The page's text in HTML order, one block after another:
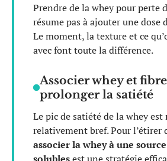
Prendre de la whey pour perte
résume pas à ajouter une dose
Le moment, la texture et ce
avec font toute la différence.
Associer whey et
prolonger la satiété
Le pic de satiété de la whey est
relativement bref. Pour l’étirer
associer la whey à une
solublesest une stratégie